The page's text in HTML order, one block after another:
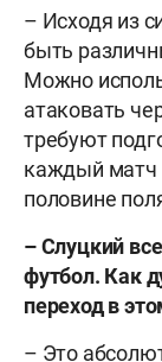
– Исходя из
быть
Можно
атаковать
требуют
каждый матч
половине
– Слуцкий
футбол. Как
переход в
– Это